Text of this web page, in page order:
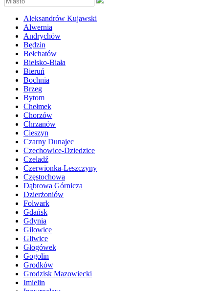
Aleksandrów Kujawski
Alwernia
Andrychów
Będzin
Bełchatów
Bielsko-Biała
Bieruń
Bochnia
Brzeg
Bytom
Chełmek
Chorzów
Chrzanów
Cieszyn
Czarny Dunajec
Czechowice-Dziedzice
Czeladź
Czerwionka-Leszczyny
Częstochowa
Dąbrowa Górnicza
Dzierżoniów
Folwark
Gdańsk
Gdynia
Gilowice
Gliwice
Głogówek
Gogolin
Grodków
Grodzisk Mazowiecki
Imielin